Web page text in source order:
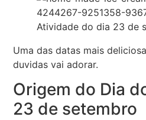
Atividade do dia 23 de
Uma das datas mais
duvidas vai adorar.
Origem do Dia
23 de setembro